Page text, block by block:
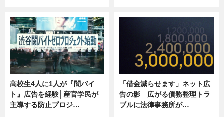
高校生4人に1人が『闇バイ
ト』広告を経験│産官学民が
主導する防止プロジ…
「借金減らせます」ネット広
告の影 広がる債務整理トラ
ブルに法律事務所が…